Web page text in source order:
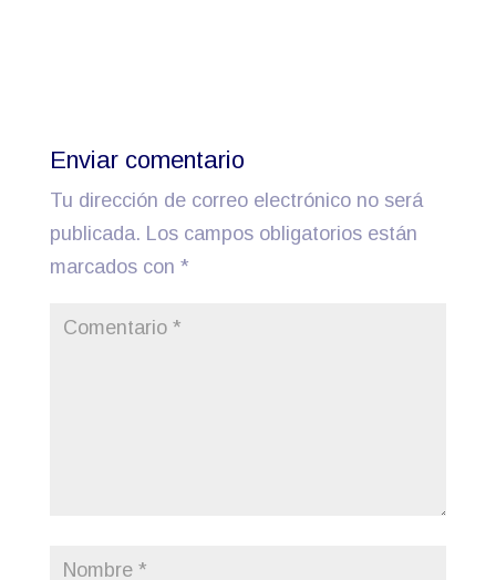
Enviar comentario
Tu dirección de correo electrónico no será
publicada. Los campos obligatorios están
marcados con *